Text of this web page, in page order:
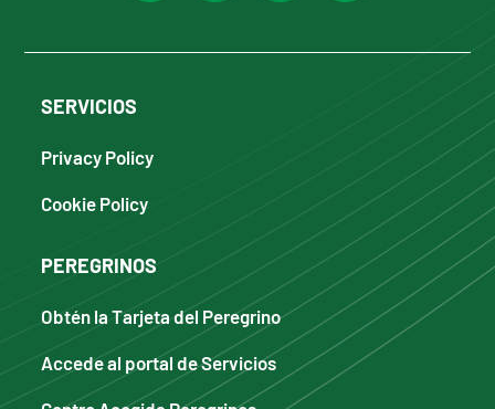
SERVICIOS
Privacy Policy
Cookie Policy
PEREGRINOS
Obtén la Tarjeta del Peregrino
Accede al portal de Servicios